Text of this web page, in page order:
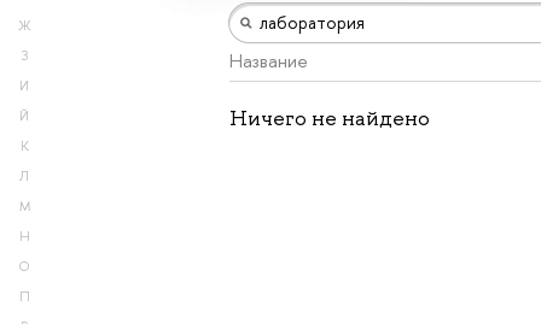
Ж
З
И
Й
К
Л
М
Н
О
П
Название
Ничего не найдено